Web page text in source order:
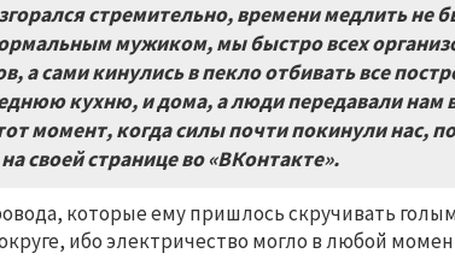
стремительно, времени медлить не
мужиком, мы быстро всех
а сами кинулись в пекло отбивать все
кухню, и дома, а люди передавали нам
момент, когда силы почти покинули нас,
своей странице во «ВКонтакте».
которые ему пришлось скручивать
ибо электричество могло в любой